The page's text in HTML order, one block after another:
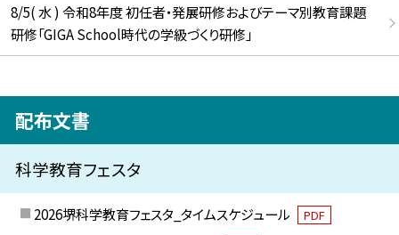
8/5( 水 ) 令和8年度 初任者・発展研修およびテーマ別教育課題
研修「GIGA School時代の学級づくり研修」
配布文書
科学教育フェスタ
2026堺科学教育フェスタ_タイムスケジュール PDF